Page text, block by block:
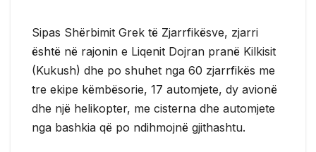
Sipas Shërbimit Grek të Zjarrfikësve, zjarri
është në rajonin e Liqenit Dojran pranë Kilkisit
(Kukush) dhe po shuhet nga 60 zjarrfikës me
tre ekipe këmbësorie, 17 automjete, dy avionë
dhe një helikopter, me cisterna dhe automjete
nga bashkia që po ndihmojnë gjithashtu.